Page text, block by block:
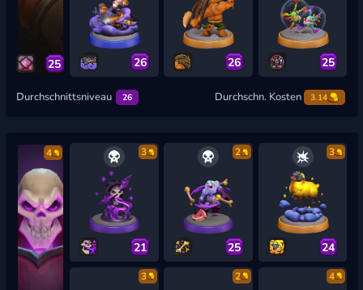
25 26 26 25
Durchschnittsniveau 26 Durchschn. Kosten 3.14
4 3
21
2
25
3
24
3 2 4